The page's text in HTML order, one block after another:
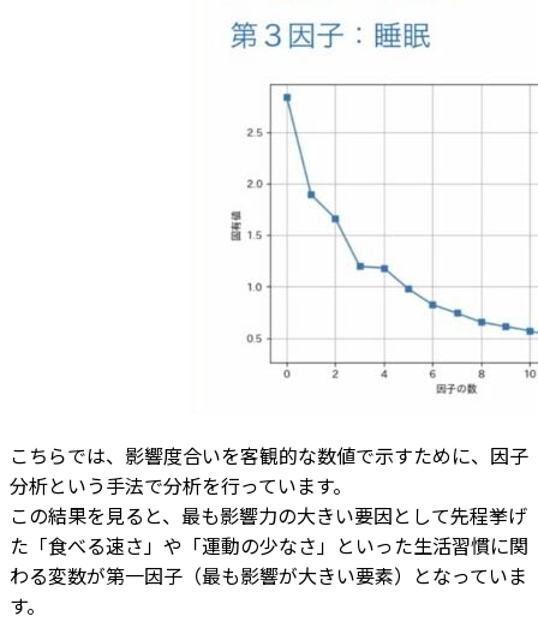
こちらでは、影響度合いを客観的な数値で示すために、因子
分析という手法で分析を行っています。
この結果を見ると、最も影響力の大きい要因として先程挙げ
た「食べる速さ」や「運動の少なさ」といった生活習慣に関
わる変数が第一因子（最も影響が大きい要素）となっていま
す。